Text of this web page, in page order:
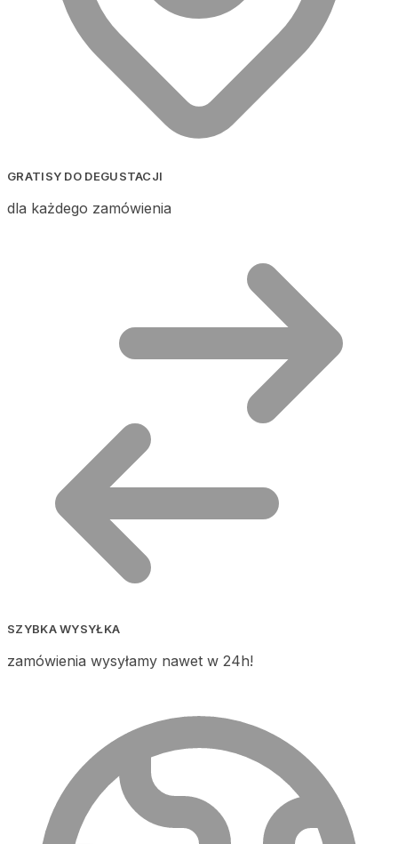
GRATISY DO DEGUSTACJI
dla każdego zamówienia
SZYBKA WYSYŁKA
zamówienia wysyłamy nawet w 24h!